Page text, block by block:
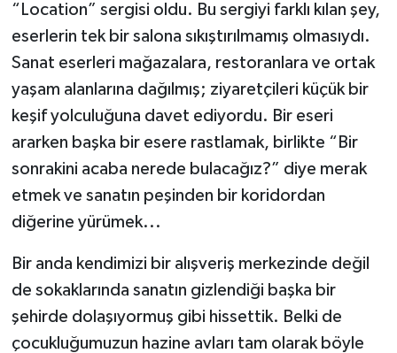
“Location” sergisi oldu. Bu sergiyi farklı kılan şey,
eserlerin tek bir salona sıkıştırılmamış olmasıydı.
Sanat eserleri mağazalara, restoranlara ve ortak
yaşam alanlarına dağılmış; ziyaretçileri küçük bir
keşif yolculuğuna davet ediyordu. Bir eseri
ararken başka bir esere rastlamak, birlikte “Bir
sonrakini acaba nerede bulacağız?” diye merak
etmek ve sanatın peşinden bir koridordan
diğerine yürümek...
Bir anda kendimizi bir alışveriş merkezinde değil
de sokaklarında sanatın gizlendiği başka bir
şehirde dolaşıyormuş gibi hissettik. Belki de
çocukluğumuzun hazine avları tam olarak böyle